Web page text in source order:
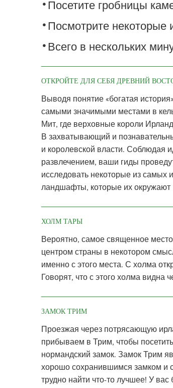
Посетите гробницы
Посмотрите
Всего в нескольких
ОТКРОЙТЕ ДЛЯ СЕБЯ ДРЕВНИЙ
Выводя понятие «богатая
самыми значимыми местами в
Мит, где верховные короли
В захватывающий и
и королевской власти. Соблюдая
развлечением, ваши гиды
исследовать некоторые из самых
ландшафты, которые их окружают
ХОЛМ ТАРЫ
Вероятно, самое священное
центром страны в некотором
именно с этого места. С холма
Говорят, что с этого холма видна
ЗАМОК ТРИМ
Проезжая через потрясающую
прибываем в Трим, чтобы
нормандский замок. Замок Трим
хорошо сохранившимся замком и
трудно найти что-то лучшее! У